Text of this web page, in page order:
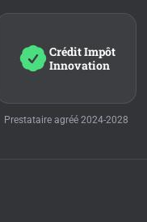
Crédit Impôt
Innovation
Prestataire agréé 2024-2028